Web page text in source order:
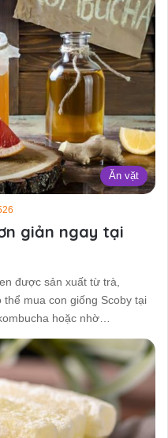
Ăn vặt
giản ngay tại
được sản xuất từ trà,
mua con giống Scoby tại
hoặc nhờ…